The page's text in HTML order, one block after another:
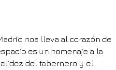
nos lleva al corazón de
es un homenaje a la
del tabernero y el